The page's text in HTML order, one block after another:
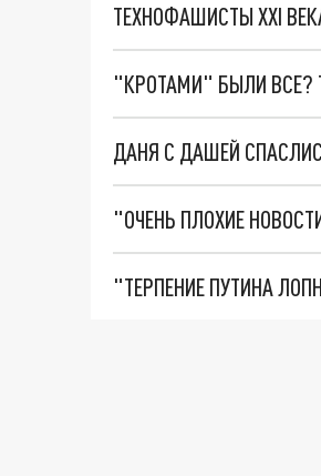
ТЕХНОФАШИСТЫ XXI
"КРОТАМИ" БЫЛИ ВСЕ?
ДАНЯ С ДАШЕЙ